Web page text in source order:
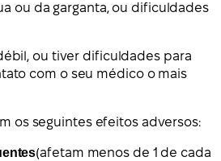
ou da garganta, ou dificuldades
ou tiver dificuldades para
com o seu médico o mais
os seguintes efeitos adversos:
(afetam menos de 1 de cada